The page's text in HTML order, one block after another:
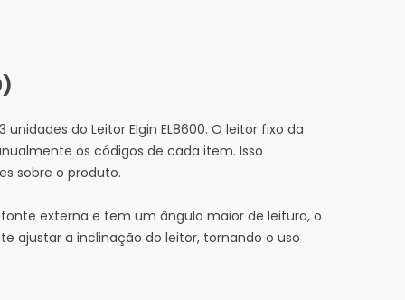
do Leitor Elgin EL8600. O leitor fixo da
os códigos de cada item. Isso
sobre o produto.
externa e tem um ângulo maior de leitura, o
ajustar a inclinação do leitor, tornando o uso